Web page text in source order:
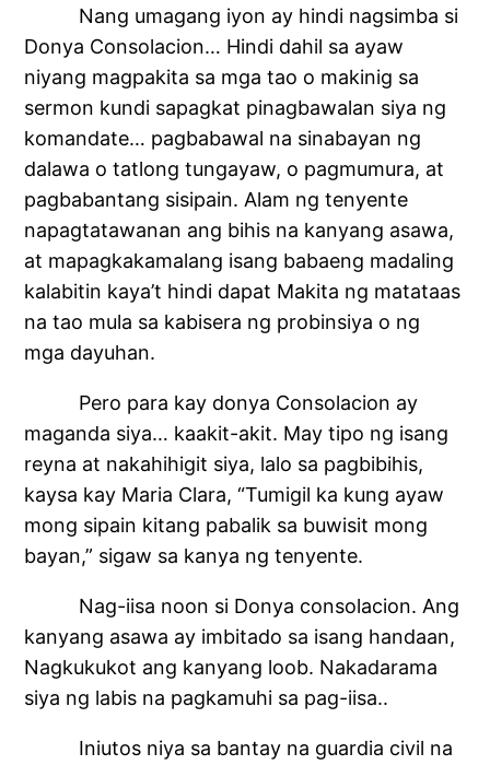
Nang umagang iyon ay hindi nagsimba si
Donya Consolacion… Hindi dahil sa ayaw
niyang magpakita sa mga tao o makinig sa
sermon kundi sapagkat pinagbawalan siya ng
komandate… pagbabawal na sinabayan ng
dalawa o tatlong tungayaw, o pagmumura, at
pagbabantang sisipain. Alam ng tenyente
napagtatawanan ang bihis na kanyang asawa,
at mapagkakamalang isang babaeng madaling
kalabitin kaya’t hindi dapat Makita ng matataas
na tao mula sa kabisera ng probinsiya o ng
mga dayuhan.
Pero para kay donya Consolacion ay
maganda siya… kaakit-akit. May tipo ng isang
reyna at nakahihigit siya, lalo sa pagbibihis,
kaysa kay Maria Clara, “Tumigil ka kung ayaw
mong sipain kitang pabalik sa buwisit mong
bayan,” sigaw sa kanya ng tenyente.
Nag-iisa noon si Donya consolacion. Ang
kanyang asawa ay imbitado sa isang handaan,
Nagkukukot ang kanyang loob. Nakadarama
siya ng labis na pagkamuhi sa pag-iisa..
Iniutos niya sa bantay na guardia civil na